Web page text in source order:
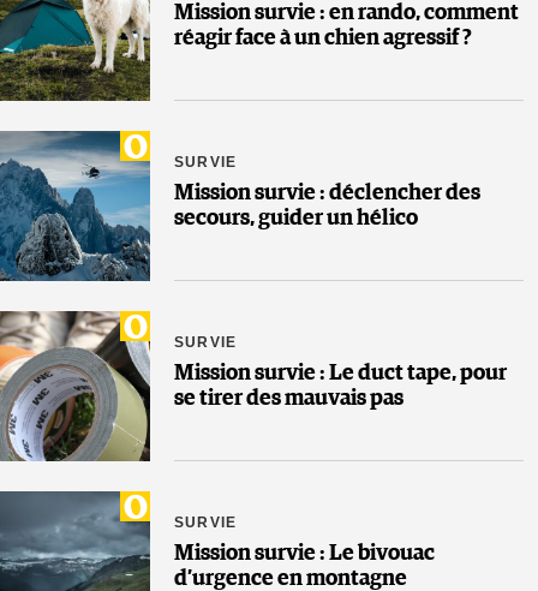
Mission survie : en rando, comment
réagir face à un chien agressif ?
SURVIE
Mission survie : déclencher des
secours, guider un hélico
SURVIE
Mission survie : Le duct tape, pour
se tirer des mauvais pas
SURVIE
Mission survie : Le bivouac
d’urgence en montagne